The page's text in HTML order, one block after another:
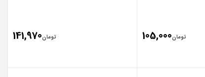
تومان105,000 تومان141,970